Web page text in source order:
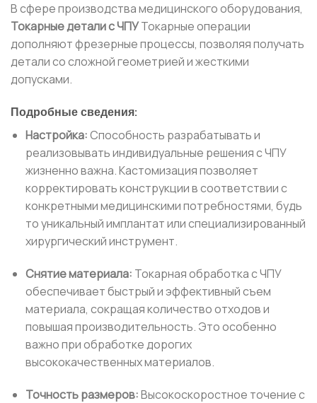
В сфере производства медицинского оборудования,
Токарные детали с ЧПУТокарные операции
дополняют фрезерные процессы, позволяя получать
детали со сложной геометрией и жесткими
допусками.
Подробные сведения:
Настройка:Способность разрабатывать и
реализовывать индивидуальные решения с ЧПУ
жизненно важна. Кастомизация позволяет
корректировать конструкции в соответствии с
конкретными медицинскими потребностями, будь
то уникальный имплантат или специализированный
хирургический инструмент.
Снятие материала: Токарная обработка с ЧПУ
обеспечивает быстрый и эффективный съем
материала, сокращая количество отходов и
повышая производительность. Это особенно
важно при обработке дорогих
высококачественных материалов.
Точность размеров:Высокоскоростное точение с